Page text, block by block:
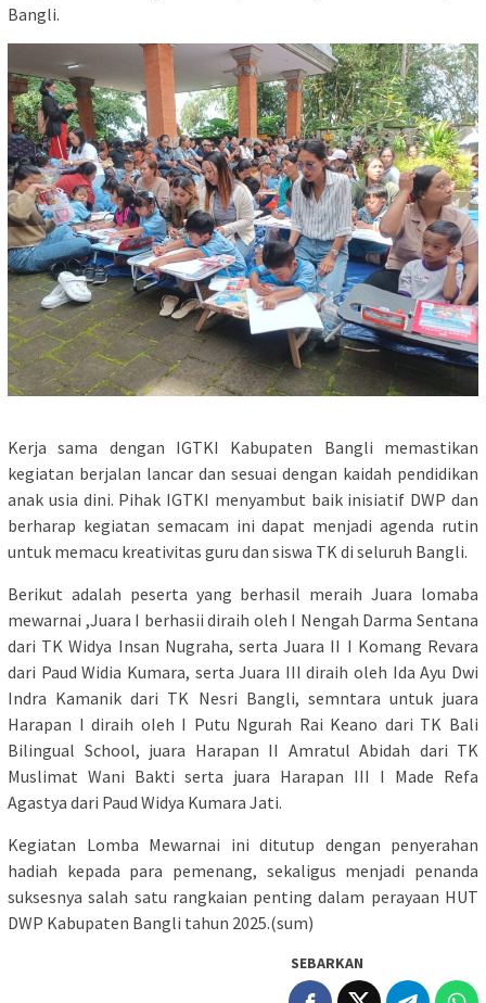
Bangli.
Kerja sama dengan IGTKI Kabupaten Bangli memastikan
kegiatan berjalan lancar dan sesuai dengan kaidah pendidikan
anak usia dini. Pihak IGTKI menyambut baik inisiatif DWP dan
berharap kegiatan semacam ini dapat menjadi agenda rutin
untuk memacu kreativitas guru dan siswa TK di seluruh Bangli.
Berikut adalah peserta yang berhasil meraih Juara lomaba
mewarnai ,Juara I berhasii diraih oleh I Nengah Darma Sentana
dari TK Widya Insan Nugraha, serta Juara II I Komang Revara
dari Paud Widia Kumara, serta Juara III diraih oleh Ida Ayu Dwi
Indra Kamanik dari TK Nesri Bangli, semntara untuk juara
Harapan I diraih oIeh I Putu Ngurah Rai Keano dari TK Bali
Bilingual School, juara Harapan II Amratul Abidah dari TK
Muslimat Wani Bakti serta juara Harapan III I Made Refa
Agastya dari Paud Widya Kumara Jati.
Kegiatan Lomba Mewarnai ini ditutup dengan penyerahan
hadiah kepada para pemenang, sekaligus menjadi penanda
suksesnya salah satu rangkaian penting dalam perayaan HUT
DWP Kabupaten Bangli tahun 2025.(sum)
SEBARKAN